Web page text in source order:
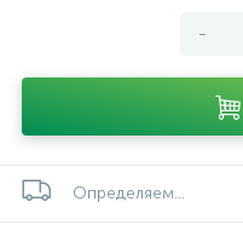
-
Определяем...